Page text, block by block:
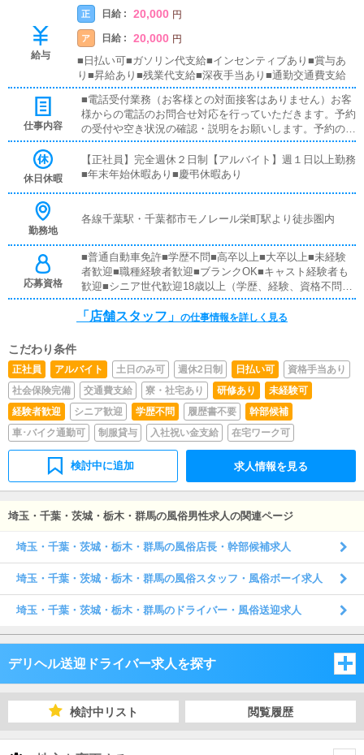
給与
正 日給 : 20,000 円
ア 日給 : 20,000 円
■日払い可■ガソリン代支給■インセンティブあり■賞与あ
り■昇給あり■残業代支給■深夜手当あり■通勤交通費支給
仕事内容
■電話受付業務（お客様との対面接客はありません）お客
様からの電話のお問合せ対応を行っていただきます。予約
の受付や空き状況の確認・説明をお願いします。予約の確
定後はキャストやドライバーに通達します。簡単なマニュ
アルや先輩スタッフに気軽に聞ける環境ですので、未経験
でも安心して働けます。■清掃・備品管理お客様やキャス
ベントや店舗運営など様々な企画を提案していただきま
上】【キャストの方の入店数の増加】など、売上UPに繋
がる施策の提案を行っていただきます。■PC更新業務ヘブ
ンネットなど、ポータルサイト等の店舗情報更新作業を行
っていただきます。キャストの出勤情報やイベント、求人
や、ブログの更新時に簡単に文字が入力出来れば問題あり
にインターネットを使ったPR（写メ日記）などの使い方
などのアドバイスを行っていただきます。まずは電話対
応、店舗管理業務などをお任せいたします。
休日休暇
【正社員】完全週休２日制【アルバイト】週１日以上勤務
■年末年始休暇あり■慶弔休暇あり
勤務地
各線千葉駅・千葉都市モノレール栄町駅より徒歩圏内
応募資格
■普通自動車免許■学歴不問■高卒以上■大卒以上■未経験
者歓迎■職種経験者歓迎■ブランクOK■キャスト経験者も
歓迎■シニア世代歓迎18歳以上（学歴、経験、資格不問）
稼ぎたい意欲のある方は大歓迎！
「店舗スタッフ」 の仕事情報を詳しく見る
こだわり条件
正社員 アルバイト 土日のみ可 週休2日制 日払い可
資格手当あり
社会保険完備
交通費支給 寮・社宅あり 研修あり
未経験可
経験者歓迎
シニア歓迎 学歴不問 履歴書不要
幹部候補
車･バイク通勤可
制服貸与 入社祝い金支給 在宅ワーク可
検討中に追加 求人情報を見る
埼玉・千葉・茨城・栃木・群馬の風俗男性求人の関連ページ
埼玉・千葉・茨城・栃木・群馬の風俗店長・幹部候補求人
埼玉・千葉・茨城・栃木・群馬の風俗スタッフ・風俗ボーイ求人
埼玉・千葉・茨城・栃木・群馬のドライバー・風俗送迎求人
デリヘル送迎ドライバー求人を探す
埼玉県
検討中リスト 閲覧履歴